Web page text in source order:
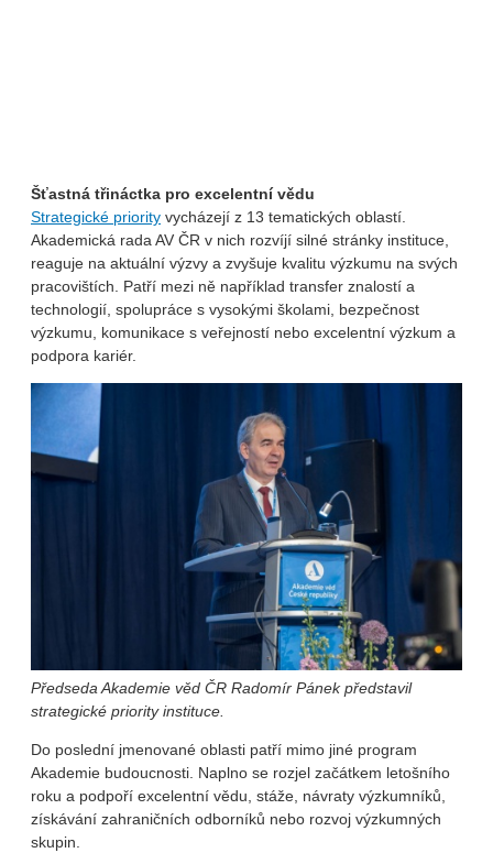
Šťastná třináctka pro excelentní vědu
Strategické priority vycházejí z 13 tematických oblastí.
Akademická rada AV ČR v nich rozvíjí silné stránky instituce,
reaguje na aktuální výzvy a zvyšuje kvalitu výzkumu na svých
pracovištích. Patří mezi ně například transfer znalostí a
technologií, spolupráce s vysokými školami, bezpečnost
výzkumu, komunikace s veřejností nebo excelentní výzkum a
podpora kariér.
Předseda Akademie věd ČR Radomír Pánek představil
strategické priority instituce.
Do poslední jmenované oblasti patří mimo jiné program
Akademie budoucnosti. Naplno se rozjel začátkem letošního
roku a podpoří excelentní vědu, stáže, návraty výzkumníků,
získávání zahraničních odborníků nebo rozvoj výzkumných
skupin.